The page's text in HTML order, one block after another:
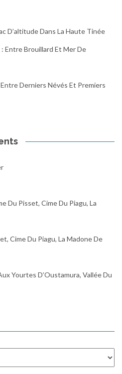
D’altitude Dans La Haute Tinée
Entre Brouillard Et Mer De
Derniers Névés Et Premiers
Du Pisset, Cime Du Piagu, La
Cime Du Piagu, La Madone De
Yourtes D’Oustamura, Vallée Du